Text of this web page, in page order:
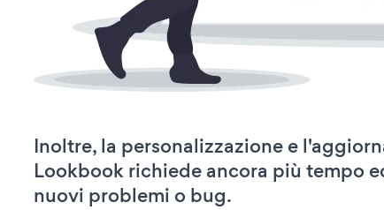
Inoltre, la personalizzazione e
Lookbook richiede ancora più tempo
nuovi problemi o bug.